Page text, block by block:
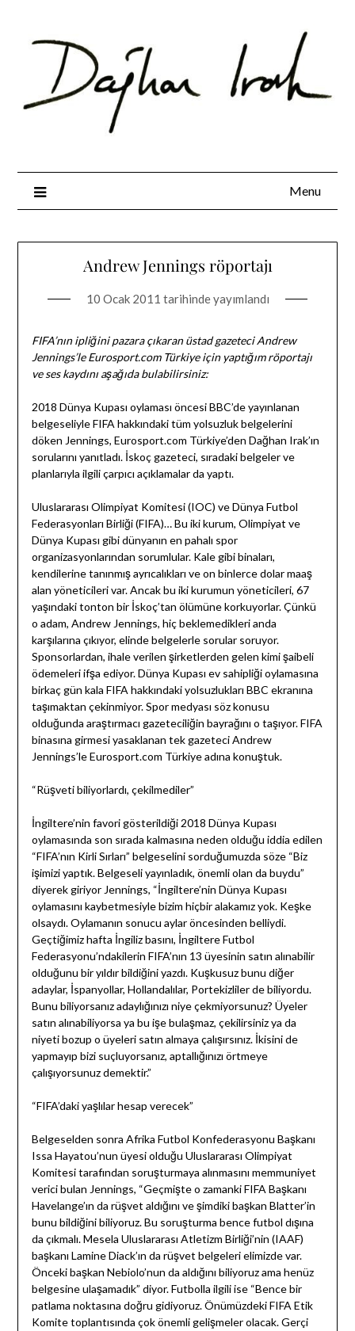
content
Menu
Andrew Jennings röportajı
10 Ocak 2011 tarihinde yayımlandı
FIFA’nın ipliğini pazara çıkaran üstad gazeteci Andrew
Jennings’le Eurosport.com Türkiye için yaptığım röportajı
ve ses kaydını aşağıda bulabilirsiniz:
2018 Dünya Kupası oylaması öncesi BBC’de yayınlanan
belgeseliyle FIFA hakkındaki tüm yolsuzluk belgelerini
döken Jennings, Eurosport.com Türkiye’den Dağhan Irak’ın
sorularını yanıtladı. İskoç gazeteci, sıradaki belgeler ve
planlarıyla ilgili çarpıcı açıklamalar da yaptı.
Uluslararası Olimpiyat Komitesi (IOC) ve Dünya Futbol
Federasyonları Birliği (FIFA)… Bu iki kurum, Olimpiyat ve
Dünya Kupası gibi dünyanın en pahalı spor
organizasyonlarından sorumlular. Kale gibi binaları,
kendilerine tanınmış ayrıcalıkları ve on binlerce dolar maaş
alan yöneticileri var. Ancak bu iki kurumun yöneticileri, 67
yaşındaki tonton bir İskoç’tan ölümüne korkuyorlar. Çünkü
o adam, Andrew Jennings, hiç beklemedikleri anda
karşılarına çıkıyor, elinde belgelerle sorular soruyor.
Sponsorlardan, ihale verilen şirketlerden gelen kimi şaibeli
ödemeleri ifşa ediyor. Dünya Kupası ev sahipliği oylamasına
birkaç gün kala FIFA hakkındaki yolsuzlukları BBC ekranına
taşımaktan çekinmiyor. Spor medyası söz konusu
olduğunda araştırmacı gazeteciliğin bayrağını o taşıyor. FIFA
binasına girmesi yasaklanan tek gazeteci Andrew
Jennings’le Eurosport.com Türkiye adına konuştuk.
“Rüşveti biliyorlardı, çekilmediler”
İngiltere’nin favori gösterildiği 2018 Dünya Kupası
oylamasında son sırada kalmasına neden olduğu iddia edilen
“FIFA’nın Kirli Sırları” belgeselini sorduğumuzda söze “Biz
işimizi yaptık. Belgeseli yayınladık, önemli olan da buydu”
diyerek giriyor Jennings, “İngiltere’nin Dünya Kupası
oylamasını kaybetmesiyle bizim hiçbir alakamız yok. Keşke
olsaydı. Oylamanın sonucu aylar öncesinden belliydi.
Geçtiğimiz hafta İngiliz basını, İngiltere Futbol
Federasyonu’ndakilerin FIFA’nın 13 üyesinin satın alınabilir
olduğunu bir yıldır bildiğini yazdı. Kuşkusuz bunu diğer
adaylar, İspanyollar, Hollandalılar, Portekizliler de biliyordu.
Bunu biliyorsanız adaylığınızı niye çekmiyorsunuz? Üyeler
satın alınabiliyorsa ya bu işe bulaşmaz, çekilirsiniz ya da
niyeti bozup o üyeleri satın almaya çalışırsınız. İkisini de
yapmayıp bizi suçluyorsanız, aptallığınızı örtmeye
çalışıyorsunuz demektir.”
“FIFA’daki yaşlılar hesap verecek”
Belgeselden sonra Afrika Futbol Konfederasyonu Başkanı
Issa Hayatou’nun üyesi olduğu Uluslararası Olimpiyat
Komitesi tarafından soruşturmaya alınmasını memmuniyet
verici bulan Jennings, “Geçmişte o zamanki FIFA Başkanı
Havelange’ın da rüşvet aldığını ve şimdiki başkan Blatter’in
bunu bildiğini biliyoruz. Bu soruşturma bence futbol dışına
da çıkmalı. Mesela Uluslararası Atletizm Birliği’nin (IAAF)
başkanı Lamine Diack’ın da rüşvet belgeleri elimizde var.
Önceki başkan Nebiolo’nun da aldığını biliyoruz ama henüz
belgesine ulaşamadık” diyor. Futbolla ilgili ise “Bence bir
patlama noktasına doğru gidiyoruz. Önümüzdeki FIFA Etik
Komite toplantısında çok önemli gelişmeler olacak. Gerçi